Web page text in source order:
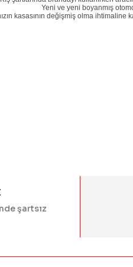
Yeni ve yeni boyanmış
kasasının değişmiş olma
şartsız